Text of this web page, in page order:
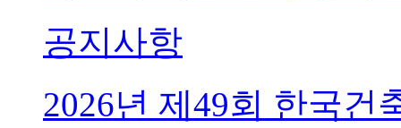
공지사항
2026년 제49회 한국건